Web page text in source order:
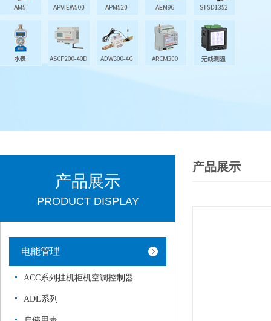
产品展示
PRODUCT DISPLAY
电能管理
ACC系列挂机柜机空调控制器
ADL系列
产品展示